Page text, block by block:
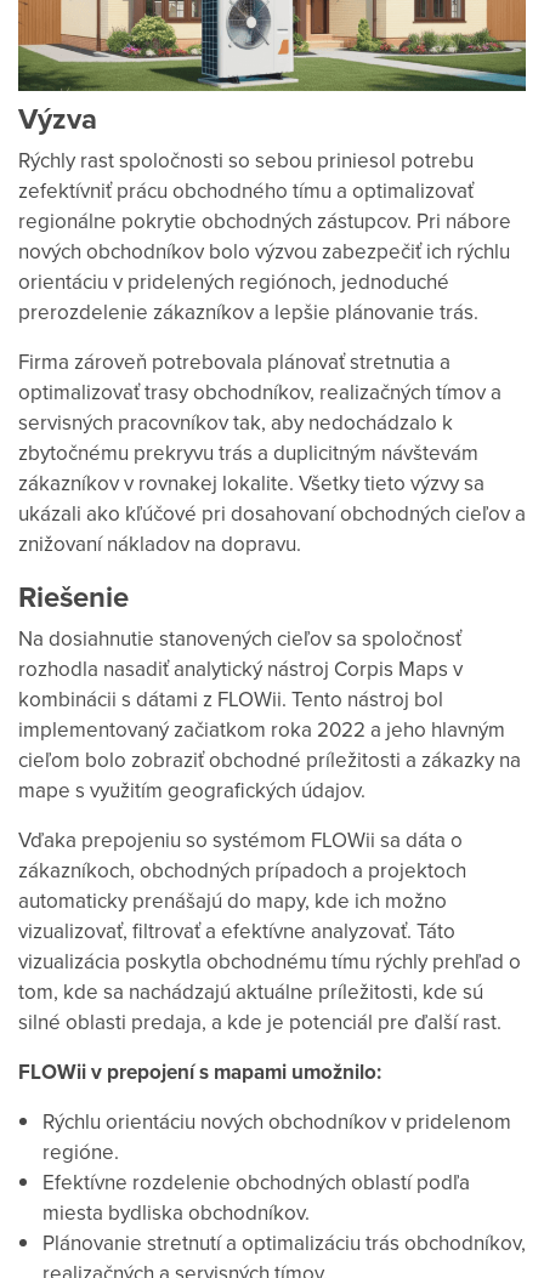
Výzva
Rýchly rast spoločnosti so sebou priniesol potrebu
zefektívniť prácu obchodného tímu a optimalizovať
regionálne pokrytie obchodných zástupcov. Pri nábore
nových obchodníkov bolo výzvou zabezpečiť ich rýchlu
orientáciu v pridelených regiónoch, jednoduché
prerozdelenie zákazníkov a lepšie plánovanie trás.
Firma zároveň potrebovala plánovať stretnutia a
optimalizovať trasy obchodníkov, realizačných tímov a
servisných pracovníkov tak, aby nedochádzalo k
zbytočnému prekryvu trás a duplicitným návštevám
zákazníkov v rovnakej lokalite. Všetky tieto výzvy sa
ukázali ako kľúčové pri dosahovaní obchodných cieľov a
znižovaní nákladov na dopravu.
Riešenie
Na dosiahnutie stanovených cieľov sa spoločnosť
rozhodla nasadiť analytický nástroj Corpis Maps v
kombinácii s dátami z FLOWii. Tento nástroj bol
implementovaný začiatkom roka 2022 a jeho hlavným
cieľom bolo zobraziť obchodné príležitosti a zákazky na
mape s využitím geografických údajov.
Vďaka prepojeniu so systémom FLOWii sa dáta o
zákazníkoch, obchodných prípadoch a projektoch
automaticky prenášajú do mapy, kde ich možno
vizualizovať, filtrovať a efektívne analyzovať. Táto
vizualizácia poskytla obchodnému tímu rýchly prehľad o
tom, kde sa nachádzajú aktuálne príležitosti, kde sú
silné oblasti predaja, a kde je potenciál pre ďalší rast.
FLOWii v prepojení s mapami umožnilo:
Rýchlu orientáciu nových obchodníkov v pridelenom
regióne.
Efektívne rozdelenie obchodných oblastí podľa
miesta bydliska obchodníkov.
Plánovanie stretnutí a optimalizáciu trás obchodníkov,